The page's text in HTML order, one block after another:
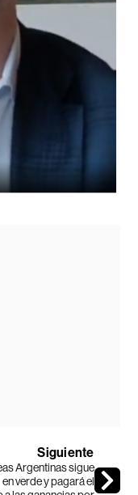
Siguiente
Argentinas sigue
en verde y pagará el